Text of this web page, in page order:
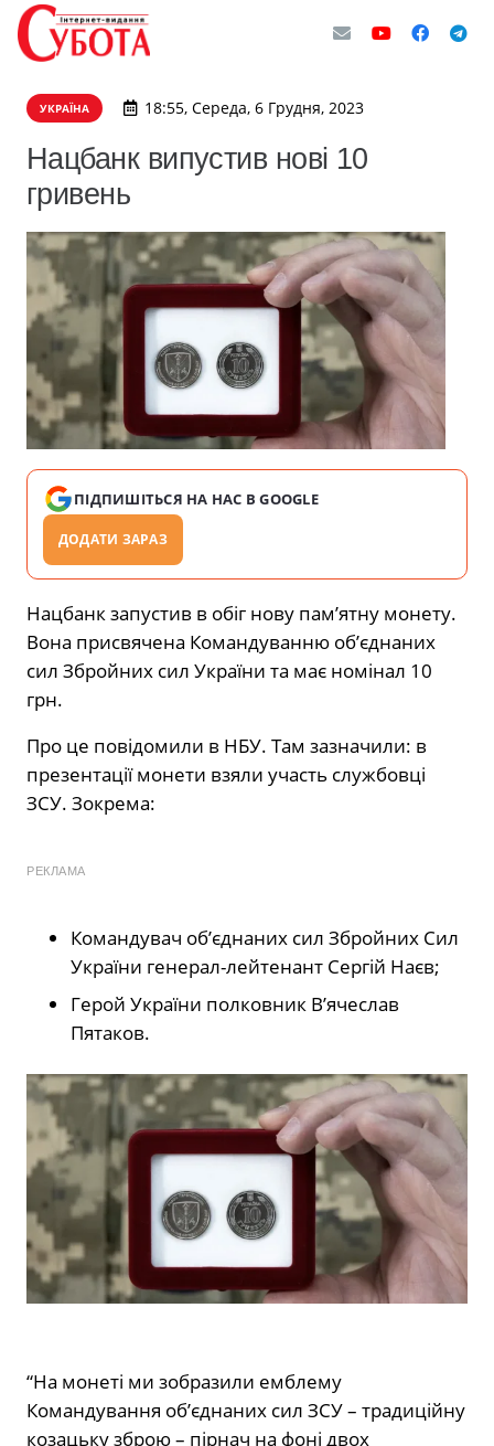
УКРАЇНА 18:55, Середа, 6 Грудня, 2023
Нацбанк випустив нові 10
гривень
ПІДПИШІТЬСЯ НА НАС В GOOGLE
ДОДАТИ ЗАРАЗ
Нацбанк запустив в обіг нову пам’ятну монету.
Вона присвячена Командуванню об’єднаних
сил Збройних сил України та має номінал 10
грн.
Про це повідомили в НБУ. Там зазначили: в
презентації монети взяли участь службовці
ЗСУ. Зокрема:
РЕКЛАМА
Командувач об’єднаних сил Збройних Сил
України генерал-лейтенант Сергій Наєв;
Герой України полковник В’ячеслав
Пятаков.
“На монеті ми зобразили емблему
Командування об’єднаних сил ЗСУ – традиційну
козацьку зброю – пірнач на фоні двох